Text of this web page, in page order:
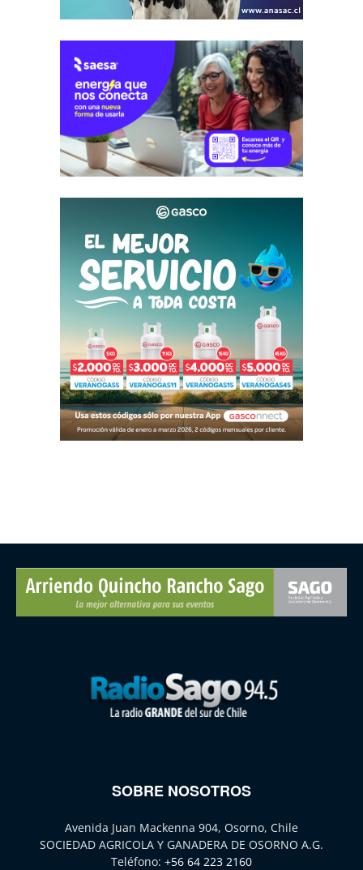
SOBRE NOSOTROS
Avenida Juan Mackenna 904, Osorno, Chile
SOCIEDAD AGRICOLA Y GANADERA DE OSORNO A.G.
Teléfono: +56 64 223 2160